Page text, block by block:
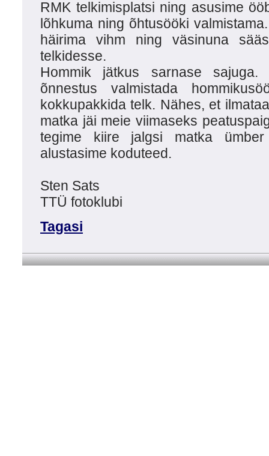
RMK telkimisplatsi ning asusime
lõhkuma ning õhtusööki
häirima vihm ning väsinuna
telkidesse.
Hommik jätkus sarnase sajuga.
õnnestus valmistada
kokkupakkida telk. Nähes, et
matka jäi meie viimaseks
tegime kiire jalgsi matka ümber
alustasime koduteed.
Sten Sats
TTÜ fotoklubi
Tagasi